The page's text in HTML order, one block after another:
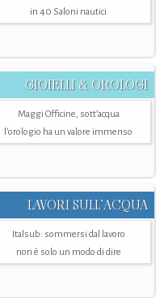
in 40 Saloni nautici
GIOIELLI & OROLOGI
Maggi Officine, sott’acqua
l'orologio ha un valore immenso
LAVORI SULL’ACQUA
Italsub: sommersi dal lavoro
non è solo un modo di dire